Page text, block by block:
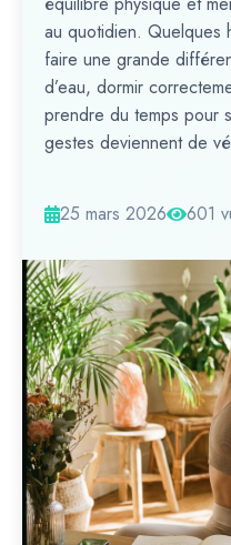
au quotidien. Quelques
faire une grande
d’eau, dormir
prendre du temps pour
gestes deviennent de
25 mars 2026 601